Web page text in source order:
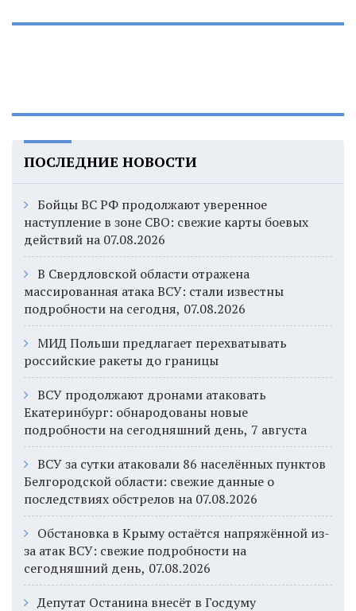
ПОСЛЕДНИЕ НОВОСТИ
Бойцы ВС РФ продолжают уверенное
наступление в зоне СВО: свежие карты боевых
действий на 07.08.2026
В Свердловской области отражена
массированная атака ВСУ: стали известны
подробности на сегодня, 07.08.2026
МИД Польши предлагает перехватывать
российские ракеты до границы
ВСУ продолжают дронами атаковать
Екатеринбург: обнародованы новые
подробности на сегодняшний день, 7 августа
ВСУ за сутки атаковали 86 населённых пунктов
Белгородской области: свежие данные о
последствиях обстрелов на 07.08.2026
Обстановка в Крыму остаётся напряжённой из-
за атак ВСУ: свежие подробности на
сегодняшний день, 07.08.2026
Депутат Останина внесёт в Госдуму